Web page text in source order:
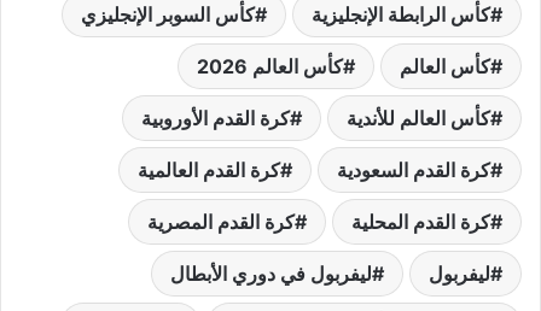
كأس الرابطة الإنجليزية كأس السوبر الإنجليزي
كأس العالم كأس العالم 2026
كأس العالم للأندية كرة القدم الأوروبية
كرة القدم السعودية كرة القدم العالمية
كرة القدم المحلية كرة القدم المصرية
ليفربول ليفربول في دوري الأبطال